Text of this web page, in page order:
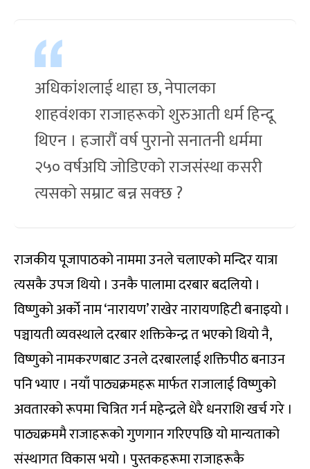
अधिकांशलाई थाहा छ, नेपालका
शाहवंशका राजाहरूको शुरुआती धर्म हिन्दू
थिएन । हजारौं वर्ष पुरानो सनातनी धर्ममा
२५० वर्षअघि जोडिएको राजसंस्था कसरी
त्यसको सम्राट बन्न सक्छ ?
राजकीय पूजापाठको नाममा उनले चलाएको मन्दिर यात्रा
त्यसकै उपज थियो । उनकै पालामा दरबार बदलियो ।
विष्णुको अर्को नाम ‘नारायण’ राखेर नारायणहिटी बनाइयो ।
पञ्चायती व्यवस्थाले दरबार शक्तिकेन्द्र त भएको थियो नै,
विष्णुको नामकरणबाट उनले दरबारलाई शक्तिपीठ बनाउन
पनि भ्याए । नयाँ पाठ्यक्रमहरू मार्फत राजालाई विष्णुको
अवतारको रूपमा चित्रित गर्न महेन्द्रले धेरै धनराशि खर्च गरे ।
पाठ्यक्रममै राजाहरूको गुणगान गरिएपछि यो मान्यताको
संस्थागत विकास भयो । पुस्तकहरूमा राजाहरूकै